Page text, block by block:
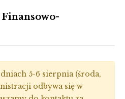
5-6 sierpnia (środa,
odbywa się w